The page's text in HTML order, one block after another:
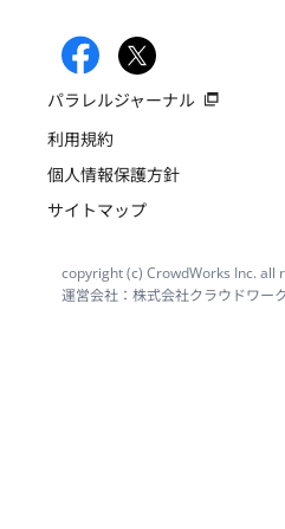
パラレルジャーナル
利用規約
個人情報保護方針
サイトマップ
copyright (c) CrowdWorks Inc. all
運営会社：株式会社クラウドワー